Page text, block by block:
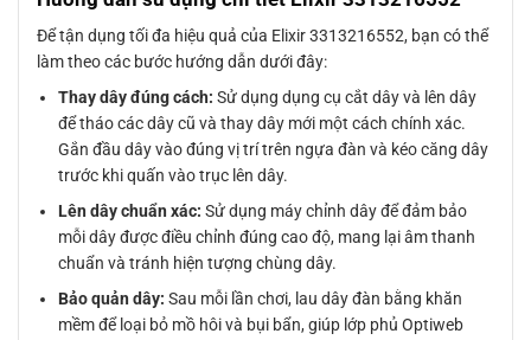
Để tận dụng tối đa hiệu quả của Elixir 3313216552, bạn có thể
làm theo các bước hướng dẫn dưới đây:
Thay dây đúng cách: Sử dụng dụng cụ cắt dây và lên dây
để tháo các dây cũ và thay dây mới một cách chính xác.
Gắn đầu dây vào đúng vị trí trên ngựa đàn và kéo căng dây
trước khi quấn vào trục lên dây.
Lên dây chuẩn xác: Sử dụng máy chỉnh dây để đảm bảo
mỗi dây được điều chỉnh đúng cao độ, mang lại âm thanh
chuẩn và tránh hiện tượng chùng dây.
Bảo quản dây: Sau mỗi lần chơi, lau dây đàn bằng khăn
mềm để loại bỏ mồ hôi và bụi bẩn, giúp lớp phủ Optiweb